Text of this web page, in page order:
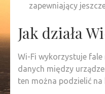
zapewniający
Jak działa
Wi-Fi wykorzystuje fale
danych między
ten można podzielić